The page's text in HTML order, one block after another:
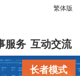
繁体版
服务 互动交流
长者模式